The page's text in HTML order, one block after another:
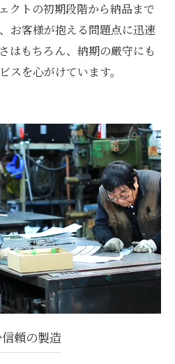
クトの初期段階から納品まで
お客様が抱える問題点に迅速
はもちろん、納期の厳守にも
スを心がけています。
頼の製造